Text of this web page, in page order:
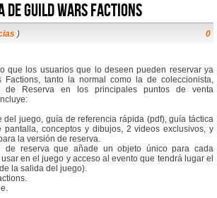
de Guild Wars Factions
) 0
que los usuarios que lo deseen pueden reservar ya
tanto la normal como la de coleccionista,
de Reserva en los principales puntos de venta
del juego, guía de referencia rápida (pdf), guía táctica
pantalla, conceptos y dibujos, 2 videos exclusivos, y
la versión de reserva.
de reserva que añade un objeto único para cada
en el juego y acceso al evento que tendrá lugar el
la salida del juego).